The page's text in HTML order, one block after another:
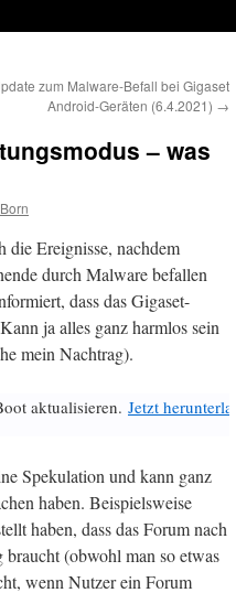
zum Malware-Befall bei Gigaset
Android-Geräten (6.4.2021) →
– was
die Ereignisse, nachdem
durch Malware befallen
dass das Gigaset-
ja alles ganz harmlos sein
mein Nachtrag).
aktualisieren. Jetzt
Spekulation und kann ganz
haben. Beispielsweise
haben, dass das Forum nach
(obwohl man so etwas
wenn Nutzer ein Forum